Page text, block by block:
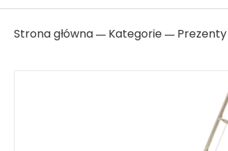
Strona główna ― Kategorie ― Prezenty